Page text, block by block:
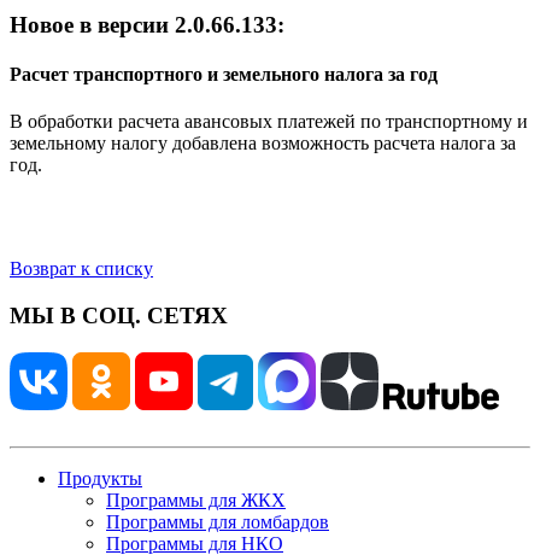
Новое в версии 2.0.66.133:
Расчет транспортного и земельного налога за год
В обработки расчета авансовых платежей по транспортному и
земельному налогу добавлена возможность расчета налога за
год.
Возврат к списку
МЫ В СОЦ. СЕТЯХ
Продукты
Программы для ЖКХ
Программы для ломбардов
Программы для НКО